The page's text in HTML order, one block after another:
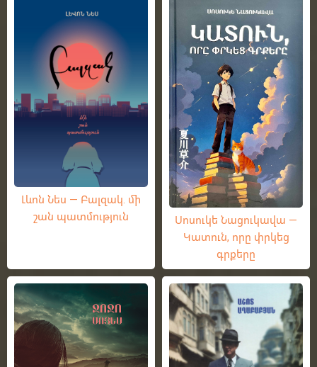
Լևոն Նես — Բալզակ. մի
շան պատմություն
Սոսուկե Նացուկավա —
Կատուն, որը փրկեց
գրքերը